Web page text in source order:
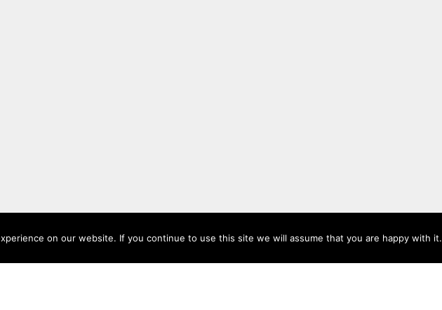
on our website. If you continue to use this site we will assume that you are happy with it.